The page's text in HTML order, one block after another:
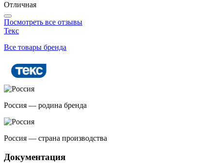
Отличная
Посмотреть все отзывы
Текс
Все товары бренда
Россия — родина бренда
Россия — страна производства
Документация